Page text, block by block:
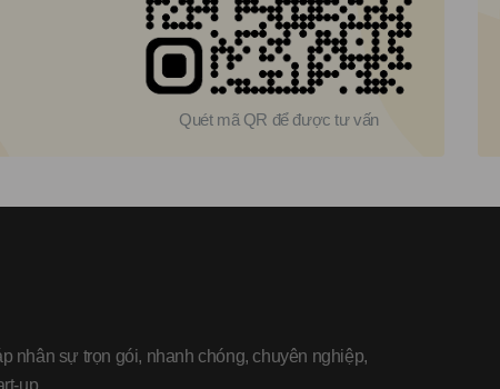
Quét mã QR để được tư vấn
nhân sự trọn gói, nhanh chóng, chuyên nghiệp,
up...